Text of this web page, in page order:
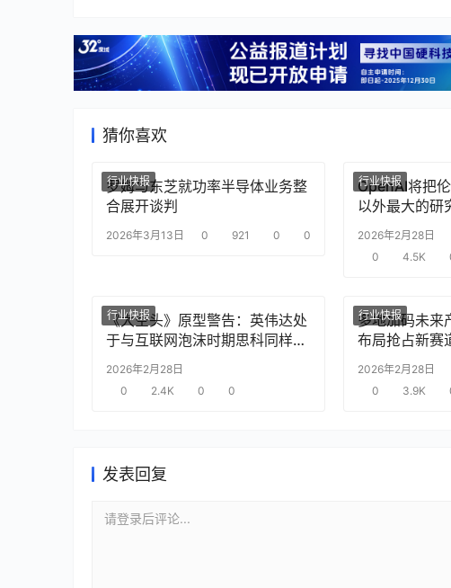
猜你喜欢
行业快报
罗姆与东芝就功率半导体业务整
合展开谈判
2026年3月13日 0 921 0 0
行业快报
OpenAI将把
以外最大的研
2026年2月28日
0
4.5K
行业快报
《大空头》原型警告：英伟达处
于与互联网泡沫时期思科同样的
“危险境地”
2026年2月28日
0
2.4K 0 0
行业快报
多地加码未来
布局抢占新赛
2026年2月28日
0
3.9K
发表回复
请登录后评论...